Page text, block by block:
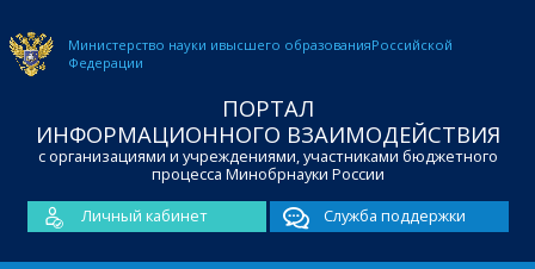
Министерство науки ивысшего образованияРоссийской
Федерации
ПОРТАЛ
ИНФОРМАЦИОННОГО ВЗАИМОДЕЙСТВИЯ
с организациями и учреждениями, участниками бюджетного
процесса Минобрнауки России
Личный кабинет
Служба поддержки